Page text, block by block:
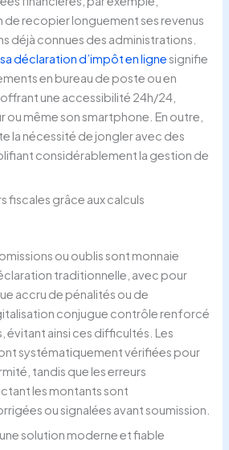
de recopier longuement ses revenus
déjà connues des administrations.
déclaration d’impôt en ligne signifie
en bureau de poste ou en
une accessibilité 24h/24,
ou même son smartphone. En outre,
la nécessité de jongler avec des
considérablement la gestion de
fiscales grâce aux calculs
ou oublis sont monnaie
traditionnelle, avec pour
accru de pénalités ou de
conjugue contrôle renforcé
évitant ainsi ces difficultés. Les
systématiquement vérifiées pour
tandis que les erreurs
les montants sont
ou signalées avant soumission.
solution moderne et fiable